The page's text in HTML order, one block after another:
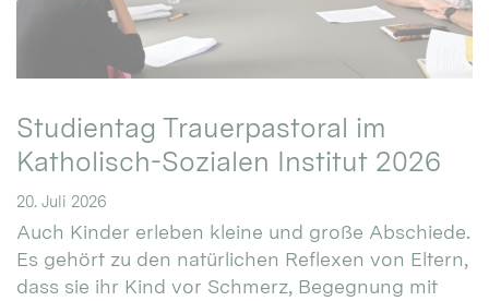
Studientag Trauerpastoral im
Katholisch-Sozialen Institut 2026
20. Juli 2026
Auch Kinder erleben kleine und große Abschiede.
Es gehört zu den natürlichen Reflexen von Eltern,
dass sie ihr Kind vor Schmerz, Begegnung mit